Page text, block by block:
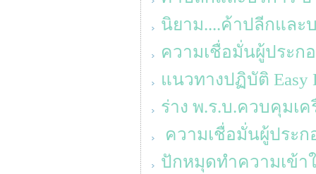
นิยาม....ค้าปลีกและ
ความเชื่อมั่นผู้ประก
แนวทางปฏิบัติ Easy
ร่าง พ.ร.บ.ควบคุมเ
ความเชื่อมั่นผู้ประก
ปักหมุดทำความเข้า